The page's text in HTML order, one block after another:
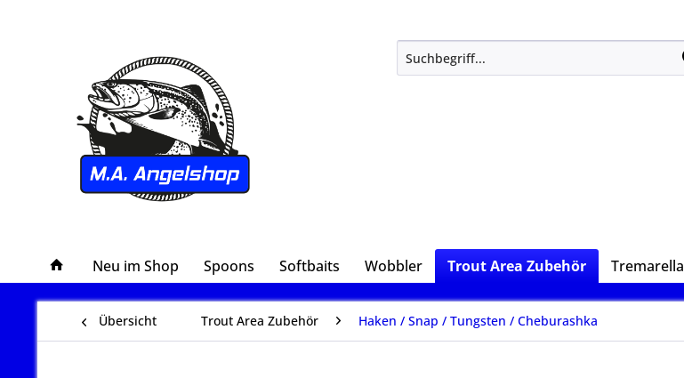
Neu im Shop Spoons Softbaits Wobbler Trout Area Zubehör Tremarella
Übersicht Trout Area Zubehör Haken / Snap / Tungsten / Cheburashka